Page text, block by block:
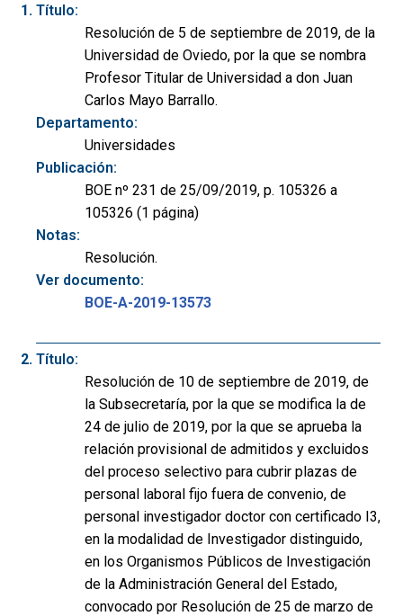
Título:
Resolución de 5 de septiembre de 2019, de la
Universidad de Oviedo, por la que se nombra
Profesor Titular de Universidad a don Juan
Carlos Mayo Barrallo.
Departamento:
Universidades
Publicación:
BOE nº 231 de 25/09/2019, p. 105326 a
105326 (1 página)
Notas:
Resolución.
Ver documento:
BOE-A-2019-13573
Título:
Resolución de 10 de septiembre de 2019, de
la Subsecretaría, por la que se modifica la de
24 de julio de 2019, por la que se aprueba la
relación provisional de admitidos y excluidos
del proceso selectivo para cubrir plazas de
personal laboral fijo fuera de convenio, de
personal investigador doctor con certificado I3,
en la modalidad de Investigador distinguido,
en los Organismos Públicos de Investigación
de la Administración General del Estado,
convocado por Resolución de 25 de marzo de